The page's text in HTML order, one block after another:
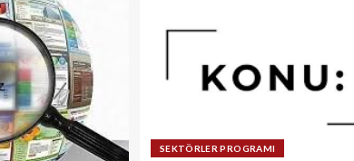
SEKTÖRLER PROGRAMI